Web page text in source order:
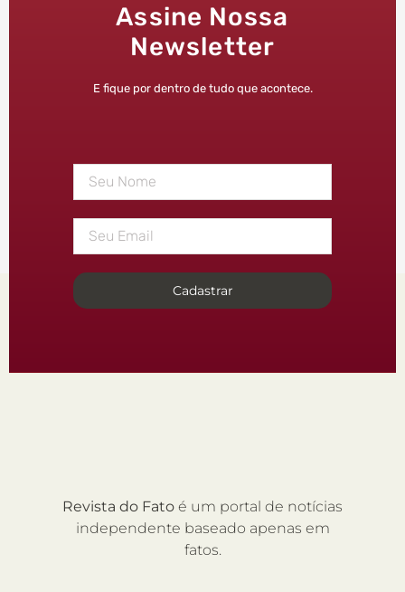
Assine Nossa
Newsletter
E fique por dentro de tudo que acontece.
Cadastrar
Revista do Fato é um portal de notícias
independente baseado apenas em
fatos.